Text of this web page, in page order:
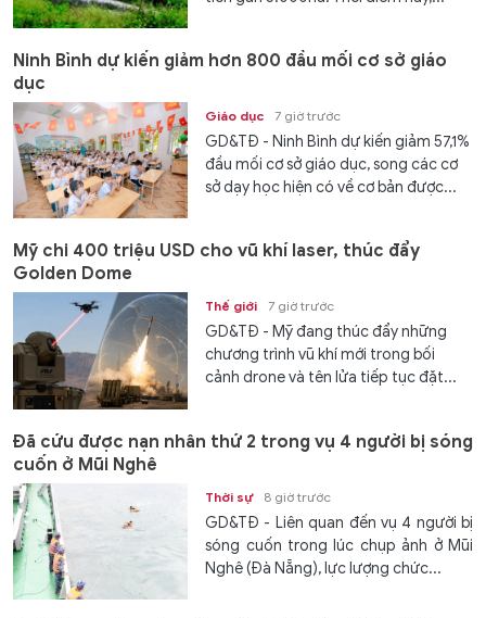
Ninh Bình dự kiến giảm hơn 800 đầu mối cơ sở giáo
dục
Giáo dục 7 giờ trước
GD&TĐ - Ninh Bình dự kiến giảm 57,1%
đầu mối cơ sở giáo dục, song các cơ
sở dạy học hiện có về cơ bản được...
Mỹ chi 400 triệu USD cho vũ khí laser, thúc đẩy
Golden Dome
Thế giới 7 giờ trước
GD&TĐ - Mỹ đang thúc đẩy những
chương trình vũ khí mới trong bối
cảnh drone và tên lửa tiếp tục đặt...
Đã cứu được nạn nhân thứ 2 trong vụ 4 người bị sóng
cuốn ở Mũi Nghê
Thời sự 8 giờ trước
GD&TĐ - Liên quan đến vụ 4 người bị
sóng cuốn trong lúc chụp ảnh ở Mũi
Nghê (Đà Nẵng), lực lượng chức...